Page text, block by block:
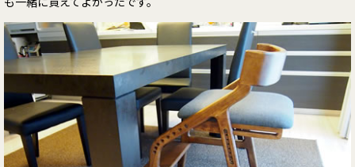
も一緒に買えてよかったです。